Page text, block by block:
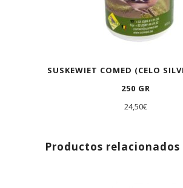
SUSKEWIET COMED (CELO
250 GR
24,50€
Productos relacionados